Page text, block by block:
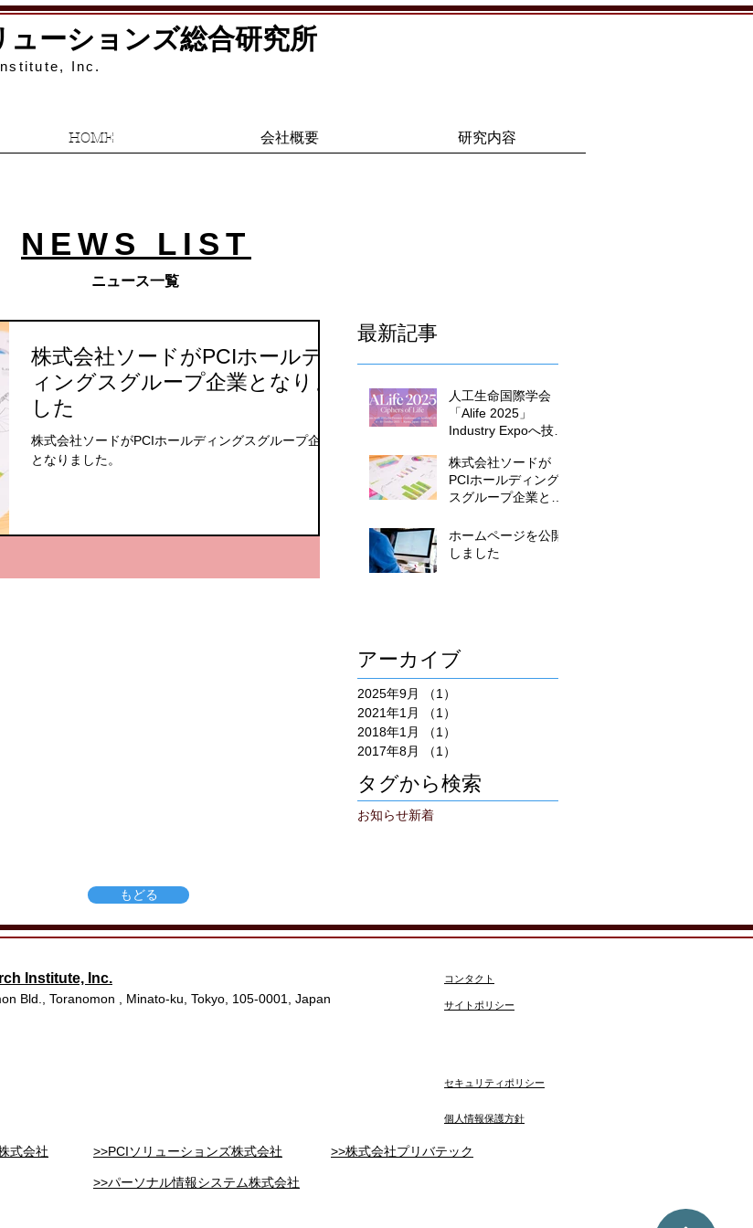
ューションズ総合研究所
Inc.
HOME 会社概要 研究内容
NEWS LIST
​ニュース一覧
株式会社ソードがPCIホールデ
ィングスグループ企業となりま
した
株式会社ソードがPCIホールディングスグループ企業
となりました。
最新記事
人工生命国際学会
「Alife 2025」
Industry Expoへ技術
株式会社ソードが
PCIホールディング
スグループ企業とな
ホームページを公開
しました
アーカイブ
2025年9月 （1）
2021年1月
（1）
2018年1月
（1）
2017年8月
（1）
タグから検索
お知らせ新着
もどる
Institute, Inc.
Bld., Toranomon , Minato-ku, Tokyo, 105-0001, Japan
コンタクト
サイトポリシー
セキュリティポリシー
​個人情報保護方針
式会社 >>PCIソリューションズ株式会社 >>株式会社プリバテック
>>パーソナル情報システム株式会社